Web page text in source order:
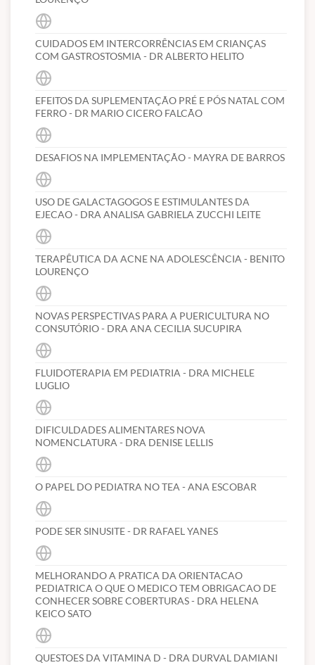
o curso;
Buscar evidências na literatura médica e avaliá-las criticamente
para o atendimento em pediatria.
Diferencial:
Colóquio para perguntas e respostas pertinentes aos temas
abordados no curso;
Professores com a qualidade HC-FMUSP;
Ensino aplicado de medicina baseada em evidência;
aspectos práticos clássicos da assistência pediátrica revisitados à
luz das novas evidências científicas;
Politica de Cancelamento:
Cancelamento em até 7 dias após a compra: 100% devolução;
Cancelamento em até 30 dias após a compra, devolução de 50%
do valor do curso;
Cancelamento em até 60 dias após a compra, devolução de 30%
do valor do curso;
Após 60 dias após compra, sem devolução.
*Todas as devoluções serão abatidas as taxas de nota fiscal e
transação bancária.
CUIDADOS EM INTERCORRÊNCIAS EM CRIANÇAS
COM GASTROSTOSMIA - DR ALBERTO HELITO
EFEITOS DA SUPLEMENTAÇÃO PRÉ E PÓS NATAL COM
FERRO - DR MARIO CICERO FALCÃO
DESAFIOS NA IMPLEMENTAÇÃO - MAYRA DE BARROS
USO DE GALACTAGOGOS E ESTIMULANTES DA
EJECAO - DRA ANALISA GABRIELA ZUCCHI LEITE
TERAPÊUTICA DA ACNE NA ADOLESCÊNCIA - BENITO
LOURENÇO
NOVAS PERSPECTIVAS PARA A PUERICULTURA NO
CONSUTÓRIO - DRA ANA CECILIA SUCUPIRA
FLUIDOTERAPIA EM PEDIATRIA - DRA MICHELE
LUGLIO
DIFICULDADES ALIMENTARES NOVA
NOMENCLATURA - DRA DENISE LELLIS
O PAPEL DO PEDIATRA NO TEA - ANA ESCOBAR
PODE SER SINUSITE - DR RAFAEL YANES
MELHORANDO A PRATICA DA ORIENTACAO
PEDIATRICA O QUE O MEDICO TEM OBRIGACAO DE
CONHECER SOBRE COBERTURAS - DRA HELENA
KEICO SATO
QUESTOES DA VITAMINA D - DRA DURVAL DAMIANI